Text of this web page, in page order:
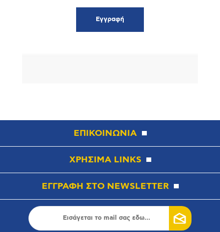
ΕΠΙΚΟΙΝΩΝΙΑ
ΧΡΗΣΙΜΑ LINKS
ΕΓΓΡΑΦΗ ΣΤΟ NEWSLETTER